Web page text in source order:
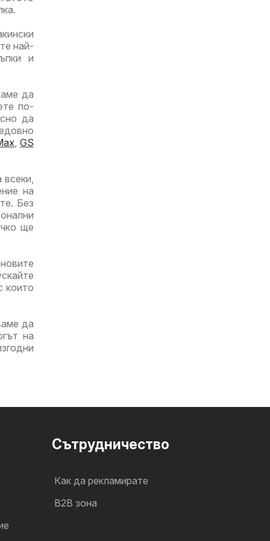
най-
и
да
по-
да
,GS
на
Без
ще
които
да
на
Cътрудничество
Как да рекламирате
B2B зона